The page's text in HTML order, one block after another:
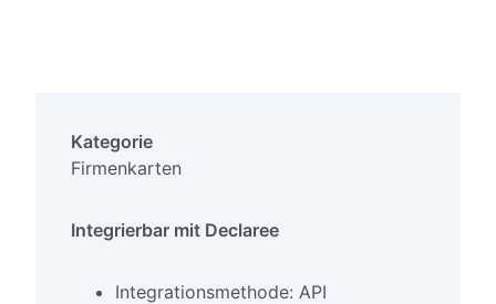
Kategorie
Firmenkarten
Integrierbar mit Declaree
Integrationsmethode: API